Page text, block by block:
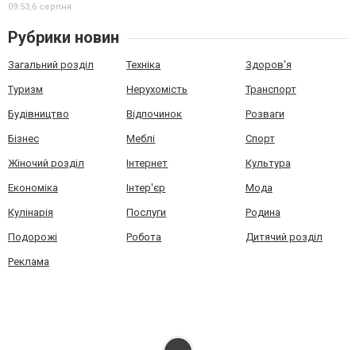
09:53,6 серпня
Рубрики новин
Загальний розділ Техніка Здоров'я
Туризм Нерухомість Транспорт
Будівництво Відпочинок Розваги
Бізнес Меблі Спорт
Жіночий розділ Інтернет Культура
Економіка Інтер'єр Мода
Кулінарія Послуги Родина
Подорожі Робота Дитячий розділ
Реклама